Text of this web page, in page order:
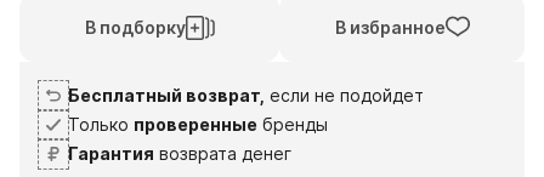
В подборку В избранное
Бесплатный возврат, если не подойдет
Только проверенные бренды
Гарантия возврата денег